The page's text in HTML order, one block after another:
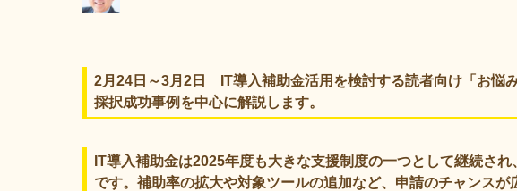
2月24日～3月2日 IT導入補助金活用を検討する読者向け「お悩
採択成功事例を中心に解説します。
IT導入補助金は2025年度も大きな支援制度の一つとして継続さ
です。補助率の拡大や対象ツールの追加など、申請のチャンスが